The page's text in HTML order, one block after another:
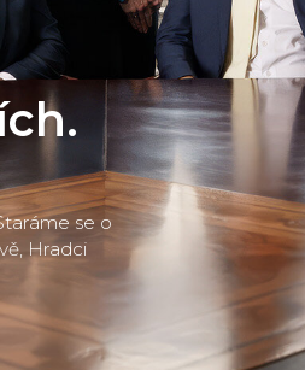
se o
Hradci